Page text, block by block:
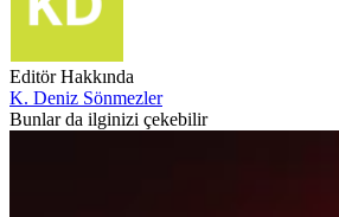
Editör Hakkında
K. Deniz Sönmezler
Bunlar da ilginizi çekebilir